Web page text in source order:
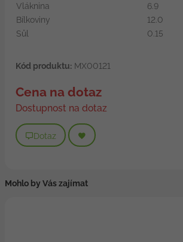
Vláknina
6.9
Bílkoviny
12.0
Sůl
0.15
Kód produktu:MX00121
Cena na dotaz
Dostupnost na dotaz
Dotaz
Mohlo by Vás zajímat